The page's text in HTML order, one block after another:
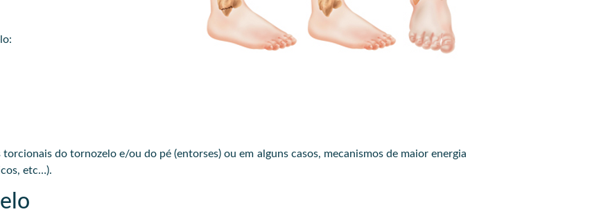
do tornozelo e/ou do pé (entorses) ou em alguns casos, mecanismos de maior energia
etc…).